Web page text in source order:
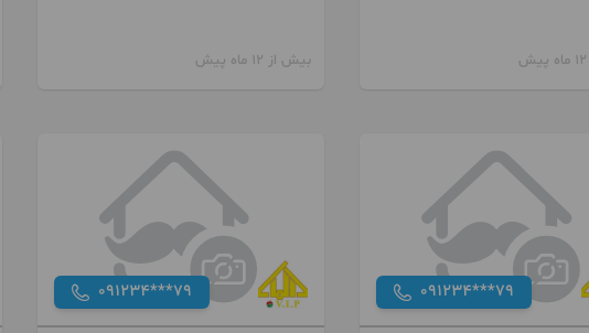
بیش از 12 ماه پیش
091234***79
091234***79